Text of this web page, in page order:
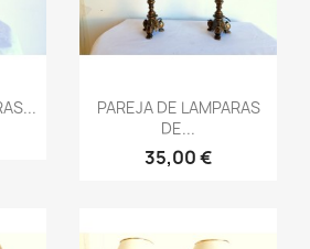
Vista rápida
PAREJA DE LAMPARAS
DE...
35,00 €